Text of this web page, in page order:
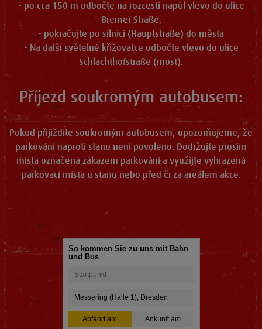
- po cca 150 m odbočte na rozcestí napůl vlevo do ulice
Bremer Straße.
- pokračujte po silnici (Hauptstraße) do města
- Na další světelné křižovatce odbočte vlevo do ulice
Schlachthofstraße (most).
Příjezd soukromým autobusem:
Pokud přijíždíte soukromým autobusem, upozorňujeme, že
parkování naproti stanu není povoleno. Dodržujte prosím
místa označená zákazem parkování a využijte vyhrazená
parkovací místa u stanu nebo před či za areálem akce.